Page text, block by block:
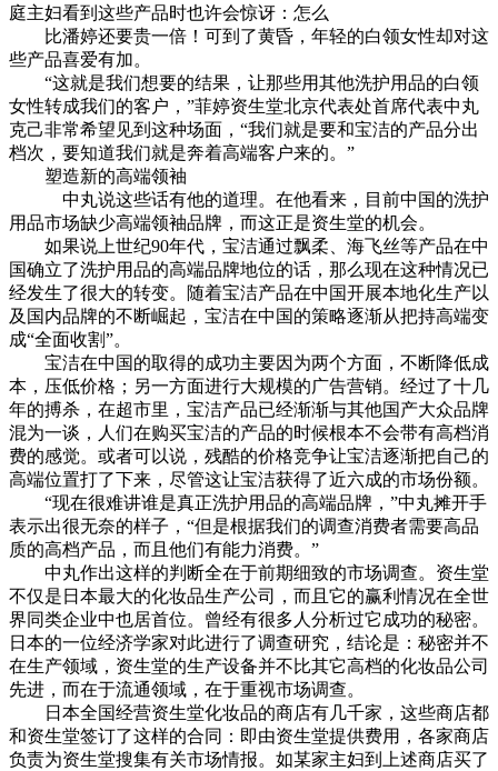
庭主妇看到这些产品时也许会惊讶：怎么
比潘婷还要贵一倍！可到了黄昏，年轻的白领女性却对这
些产品喜爱有加。
“这就是我们想要的结果，让那些用其他洗护用品的白领
女性转成我们的客户，”菲婷资生堂北京代表处首席代表中丸
克己非常希望见到这种场面，“我们就是要和宝洁的产品分出
档次，要知道我们就是奔着高端客户来的。”
塑造新的高端领袖
中丸说这些话有他的道理。在他看来，目前中国的洗护
用品市场缺少高端领袖品牌，而这正是资生堂的机会。
如果说上世纪90年代，宝洁通过飘柔、海飞丝等产品在中
国确立了洗护用品的高端品牌地位的话，那么现在这种情况已
经发生了很大的转变。随着宝洁产品在中国开展本地化生产以
及国内品牌的不断崛起，宝洁在中国的策略逐渐从把持高端变
成“全面收割”。
宝洁在中国的取得的成功主要因为两个方面，不断降低成
本，压低价格；另一方面进行大规模的广告营销。经过了十几
年的搏杀，在超市里，宝洁产品已经渐渐与其他国产大众品牌
混为一谈，人们在购买宝洁的产品的时候根本不会带有高档消
费的感觉。或者可以说，残酷的价格竞争让宝洁逐渐把自己的
高端位置打了下来，尽管这让宝洁获得了近六成的市场份额。
“现在很难讲谁是真正洗护用品的高端品牌，”中丸摊开手
表示出很无奈的样子，“但是根据我们的调查消费者需要高品
质的高档产品，而且他们有能力消费。”
中丸作出这样的判断全在于前期细致的市场调查。资生堂
不仅是日本最大的化妆品生产公司，而且它的赢利情况在全世
界同类企业中也居首位。曾经有很多人分析过它成功的秘密。
日本的一位经济学家对此进行了调查研究，结论是：秘密并不
在生产领域，资生堂的生产设备并不比其它高档的化妆品公司
先进，而在于流通领域，在于重视市场调查。
日本全国经营资生堂化妆品的商店有几千家，这些商店都
和资生堂签订了这样的合同：即由资生堂提供费用，各家商店
负责为资生堂搜集有关市场情报。如某家主妇到上述商店买了